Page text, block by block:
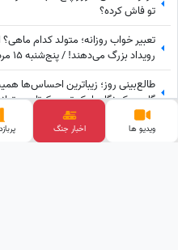
تو فاش کرده؟
رویداد بزرگ می‌دهند! / پنج‌شنبه 15 مرداد 1405
طالع‌بینی روز؛ زیباترین
گاهی یک نگاه یا یک توجه کوتاه
کند / پنج‌شنبه 15 مرداد 1405
ویدیو ها اخبار جنگ